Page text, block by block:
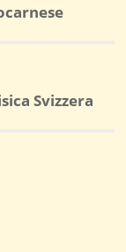
Svizzera